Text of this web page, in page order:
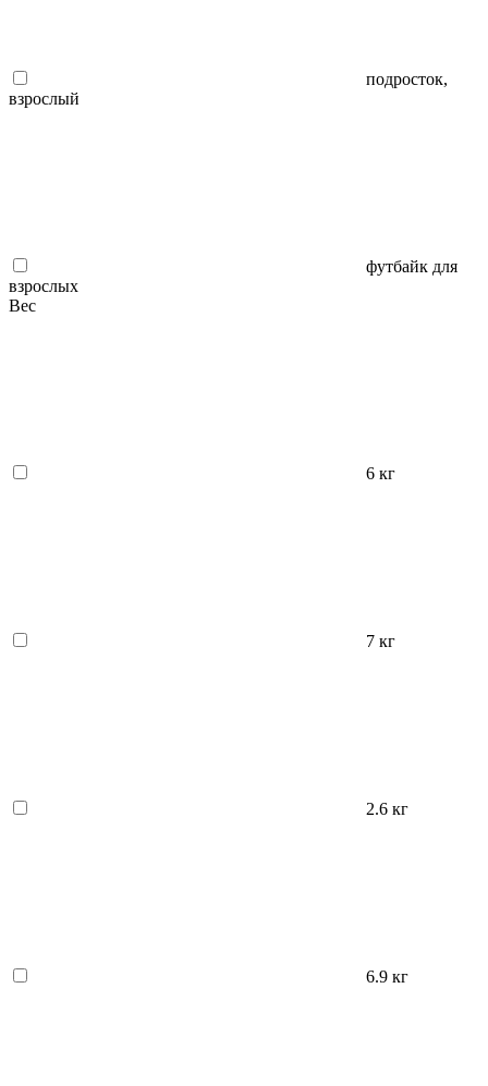
подросток,
взрослый
футбайк для
взрослых
Вес
6 кг
7 кг
2.6 кг
6.9 кг